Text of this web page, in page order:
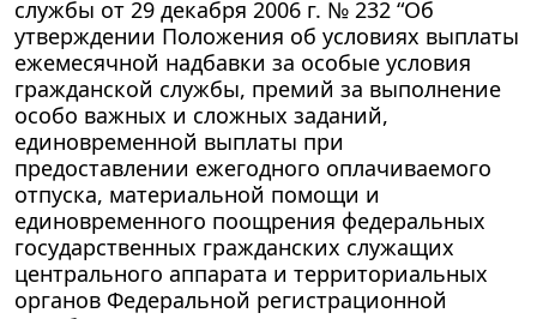
службы от 29 декабря 2006 г. № 232 “Об
утверждении Положения об условиях выплаты
ежемесячной надбавки за особые условия
гражданской службы, премий за выполнение
особо важных и сложных заданий,
единовременной выплаты при
предоставлении ежегодного оплачиваемого
отпуска, материальной помощи и
единовременного поощрения федеральных
государственных гражданских служащих
центрального аппарата и территориальных
органов Федеральной регистрационной